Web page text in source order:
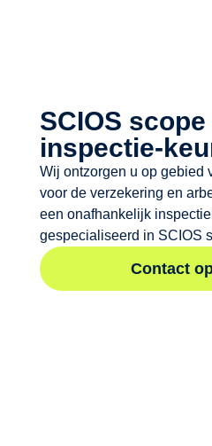
SCIOS scope
inspectie-
Wij ontzorgen u op gebied
voor de verzekering en
een onafhankelijk
gespecialiseerd in SCIOS
Contact